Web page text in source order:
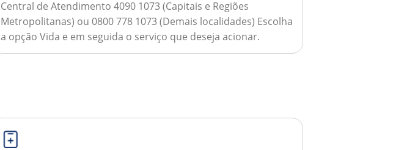
Central de Atendimento 4090 1073 (Capitais e Regiões
Metropolitanas) ou 0800 778 1073 (Demais localidades) Escolha
a opção Vida e em seguida o serviço que deseja acionar.